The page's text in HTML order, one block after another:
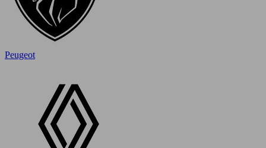
Peugeot